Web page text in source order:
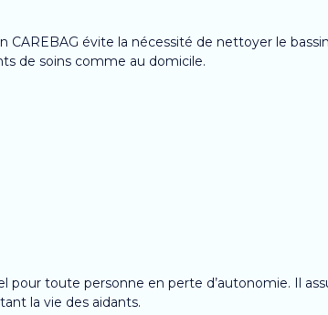
CAREBAG évite la nécessité de nettoyer le
de soins comme au domicile.
pour toute personne en perte d’autonomie. Il
la vie des aidants.